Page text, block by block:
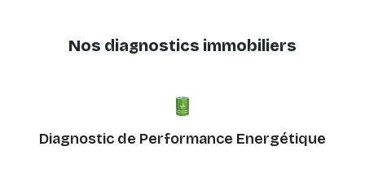
Nos diagnostics immobiliers
Diagnostic de Performance Energétique